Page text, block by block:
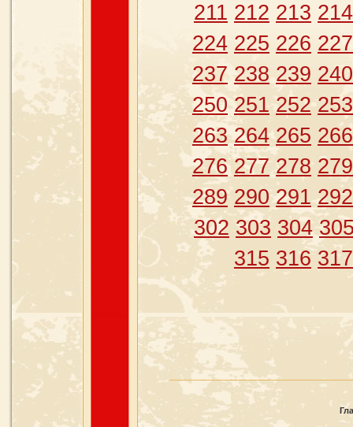
211 212 213 214
224 225 226 227
237 238 239 240
250 251 252 253
263 264 265 266
276 277 278 279
289 290 291 292
302 303 304
315 316 317